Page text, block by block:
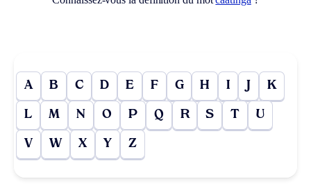
A B C D E F G H I J K
L M N O P Q R S T U
V W X Y Z